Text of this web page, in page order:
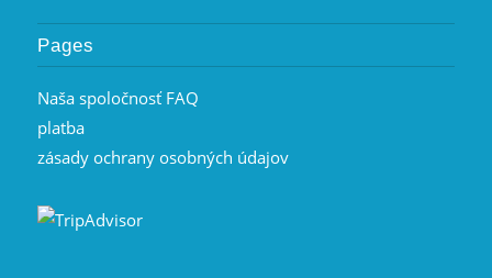
Pages
Naša spoločnosť FAQ
platba
zásady ochrany osobných údajov